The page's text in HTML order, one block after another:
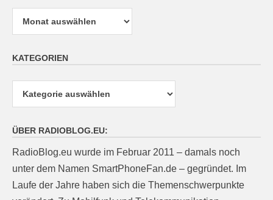
Archiv
KATEGORIEN
ÜBER RADIOBLOG.EU:
RadioBlog.eu wurde im Februar 2011 – damals noch
unter dem Namen SmartPhoneFan.de – gegründet. Im
Laufe der Jahre haben sich die Themenschwerpunkte